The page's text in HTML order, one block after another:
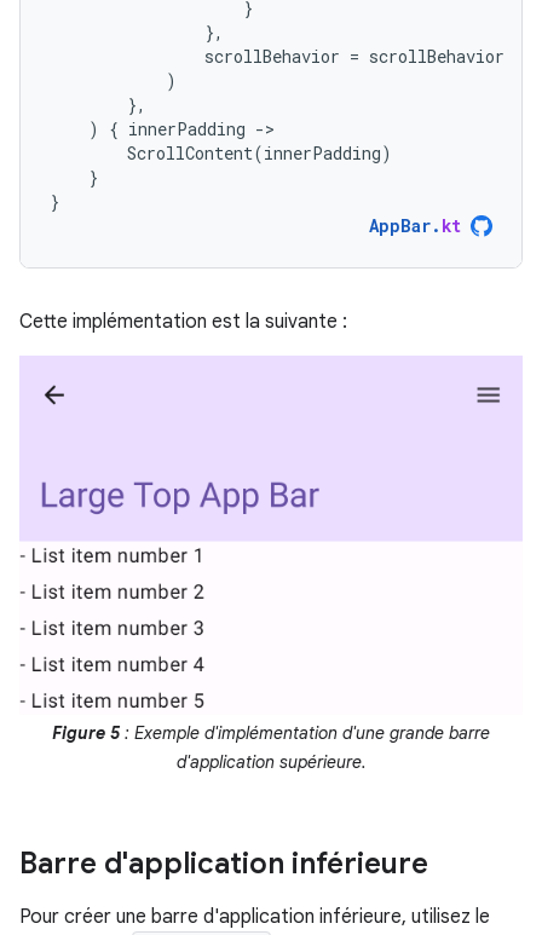
}
},
scrollBehavior = scrollBehavior
)
},
)
{ innerPadding -
ScrollContent(innerPadding)
}
}
AppBar. kt
Cette implémentation est la suivante :
Figure 5 : Exemple d'implémentation d'une grande barre
d'application supérieure.
Barre d'application inférieure
Pour créer une barre d'application inférieure, utilisez le